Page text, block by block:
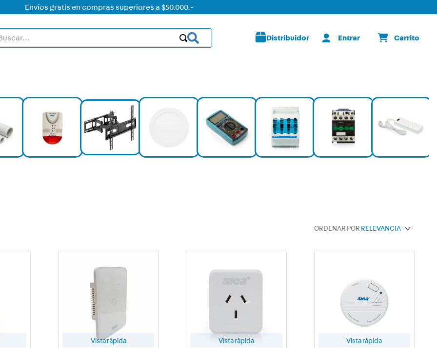
Envíos gratis en compras superiores a $50.000.-
Distribuidor
ORDENAR POR RELEVANCIA
Vista rápida Vista rápida Vista rápida